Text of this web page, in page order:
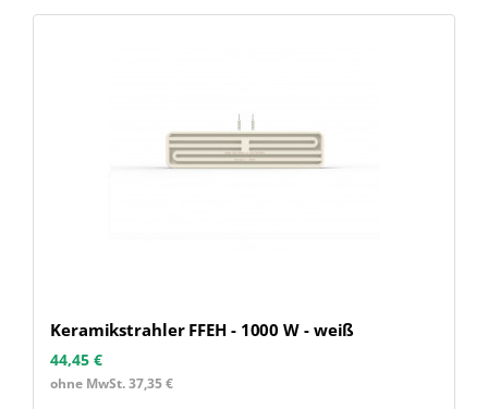
Keramikstrahler FFEH - 1000 W - weiß
44,45 €
ohne MwSt. 37,35 €